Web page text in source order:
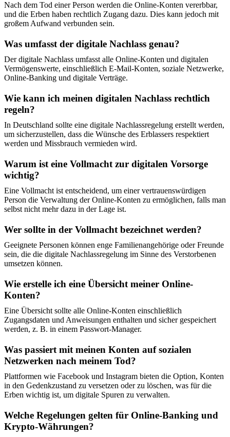
Nach dem Tod einer Person werden die Online-Konten vererbbar,
und die Erben haben rechtlich Zugang dazu. Dies kann jedoch mit
großem Aufwand verbunden sein.
Was umfasst der digitale Nachlass genau?
Der digitale Nachlass umfasst alle Online-Konten und digitalen
Vermögenswerte, einschließlich E-Mail-Konten, soziale Netzwerke,
Online-Banking und digitale Verträge.
Wie kann ich meinen digitalen Nachlass rechtlich
regeln?
In Deutschland sollte eine digitale Nachlassregelung erstellt werden,
um sicherzustellen, dass die Wünsche des Erblassers respektiert
werden und Missbrauch vermieden wird.
Warum ist eine Vollmacht zur digitalen Vorsorge
wichtig?
Eine Vollmacht ist entscheidend, um einer vertrauenswürdigen
Person die Verwaltung der Online-Konten zu ermöglichen, falls man
selbst nicht mehr dazu in der Lage ist.
Wer sollte in der Vollmacht bezeichnet werden?
Geeignete Personen können enge Familienangehörige oder Freunde
sein, die die digitale Nachlassregelung im Sinne des Verstorbenen
umsetzen können.
Wie erstelle ich eine Übersicht meiner Online-
Konten?
Eine Übersicht sollte alle Online-Konten einschließlich
Zugangsdaten und Anweisungen enthalten und sicher gespeichert
werden, z. B. in einem Passwort-Manager.
Was passiert mit meinen Konten auf sozialen
Netzwerken nach meinem Tod?
Plattformen wie Facebook und Instagram bieten die Option, Konten
in den Gedenkzustand zu versetzen oder zu löschen, was für die
Erben wichtig ist, um digitale Spuren zu verwalten.
Welche Regelungen gelten für Online-Banking und
Krypto-Währungen?